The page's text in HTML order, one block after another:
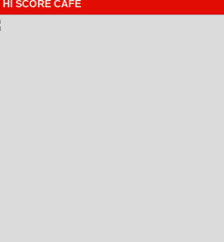
HI SCORE CAFÉ